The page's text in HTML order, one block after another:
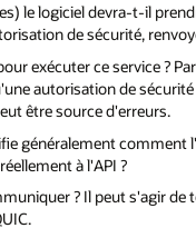
le logiciel devra-t-il
de sécurité,
exécuter ce service ?
autorisation de
être source d'erreurs.
généralement
à l'API ?
? Il peut s'agir de